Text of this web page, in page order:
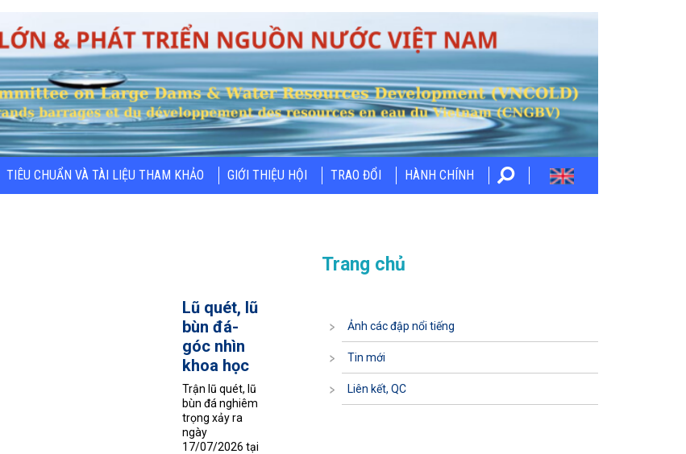
TIÊU CHUẨN VÀ TÀI LIỆU THAM KHẢO GIỚI THIỆU HỘI TRAO ĐỔI HÀNH CHÍNH
Lũ quét, lũ
bùn đá-
góc nhìn
khoa học
Trận lũ quét, lũ
bùn đá nghiêm
trọng xảy ra
ngày
17/07/2026 tại
Trang chủ
Ảnh các đập nổi tiếng
Tin mới
Liên kết, QC